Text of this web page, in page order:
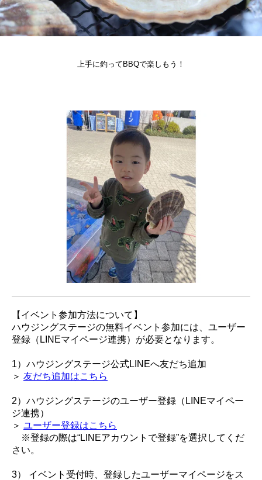
上手に釣ってBBQで楽しもう！
【イベント参加方法について】
ハウジングステージの無料イベント参加には、ユーザー
登録（LINEマイページ連携）が必要となります。
1）ハウジングステージ公式LINEへ友だち追加
＞ 友だち追加はこちら
2）ハウジングステージのユーザー登録（LINEマイペー
ジ連携）
＞ ユーザー登録はこちら
※登録の際は“LINEアカウントで登録”を選択してくだ
さい。
3） イベント受付時、登録したユーザーマイページをス